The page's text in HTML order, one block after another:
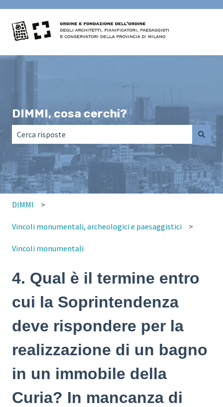
DIMMI, cosa cerchi?
Non sono presenti suggerimenti perché il campo di
DIMMI
Vincoli monumentali, archeologici e paesaggistici
Vincoli monumentali
4. Qual è il termine entro
cui la Soprintendenza
deve rispondere per la
realizzazione di un bagno
in un immobile della
Curia? In mancanza di